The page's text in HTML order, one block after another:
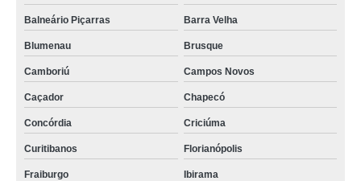
Balneário Piçarras Barra Velha
Blumenau Brusque
Camboriú Campos Novos
Caçador Chapecó
Concórdia Criciúma
Curitibanos Florianópolis
Fraiburgo Ibirama